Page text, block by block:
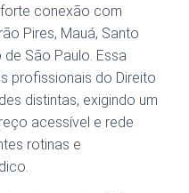
conexão com
Pires, Mauá, Santo
São Paulo. Essa
profissionais do Direito
distintas, exigindo um
acessível e rede
rotinas e